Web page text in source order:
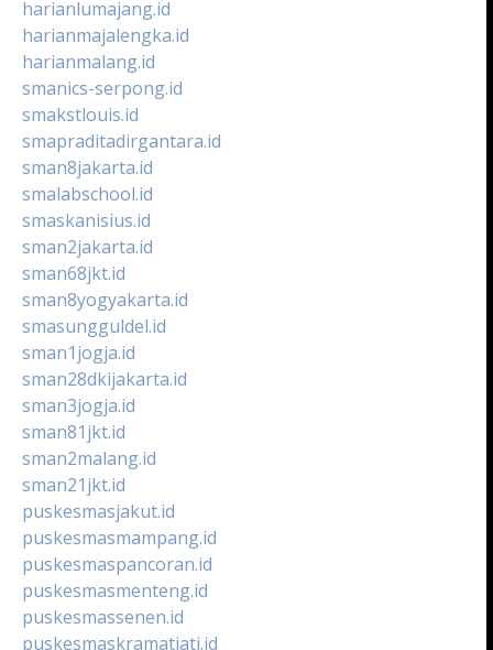
harianlumajang.id
harianmajalengka.id
harianmalang.id
smanics-serpong.id
smakstlouis.id
smapraditadirgantara.id
sman8jakarta.id
smalabschool.id
smaskanisius.id
sman2jakarta.id
sman68jkt.id
sman8yogyakarta.id
smasungguldel.id
sman1jogja.id
sman28dkijakarta.id
sman3jogja.id
sman81jkt.id
sman2malang.id
sman21jkt.id
puskesmasjakut.id
puskesmasmampang.id
puskesmaspancoran.id
puskesmasmenteng.id
puskesmassenen.id
puskesmaskramatjati.id